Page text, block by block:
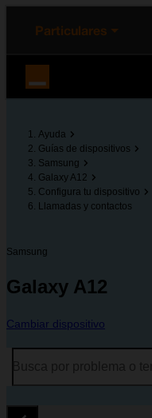
principal
la página
Particulares
Ayuda
Guías de dispositivos
Samsung
Galaxy A12
Configura tu dispositivo
Llamadas y contactos
Samsung
Galaxy A12
Cambiar dispositivo